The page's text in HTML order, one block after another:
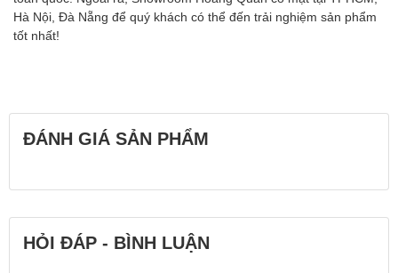
Hà Nội, Đà Nẵng để quý khách có thể đến trải nghiệm sản phẩm
tốt nhất!
ĐÁNH GIÁ SẢN PHẨM
HỎI ĐÁP - BÌNH LUẬN